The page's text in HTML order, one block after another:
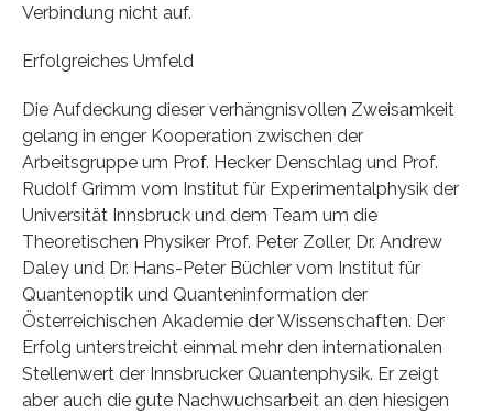
Verbindung nicht auf.
Erfolgreiches Umfeld
Die Aufdeckung dieser verhängnisvollen Zweisamkeit
gelang in enger Kooperation zwischen der
Arbeitsgruppe um Prof. Hecker Denschlag und Prof.
Rudolf Grimm vom Institut für Experimentalphysik der
Universität Innsbruck und dem Team um die
Theoretischen Physiker Prof. Peter Zoller, Dr. Andrew
Daley und Dr. Hans-Peter Büchler vom Institut für
Quantenoptik und Quanteninformation der
Österreichischen Akademie der Wissenschaften. Der
Erfolg unterstreicht einmal mehr den internationalen
Stellenwert der Innsbrucker Quantenphysik. Er zeigt
aber auch die gute Nachwuchsarbeit an den hiesigen